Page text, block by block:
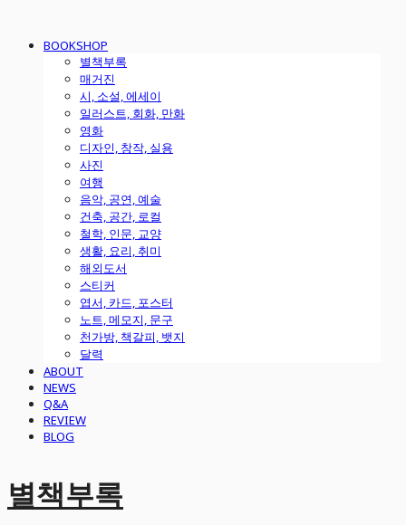
BOOKSHOP
별책부록
매거진
시, 소설, 에세이
일러스트, 회화, 만화
영화
디자인, 창작, 실용
사진
여행
음악, 공연, 예술
건축, 공간, 로컬
철학, 인문, 교양
생활, 요리, 취미
해외도서
스티커
엽서, 카드, 포스터
노트, 메모지, 문구
천가방, 책갈피, 뱃지
달력
ABOUT
NEWS
Q&A
REVIEW
BLOG
별책부록